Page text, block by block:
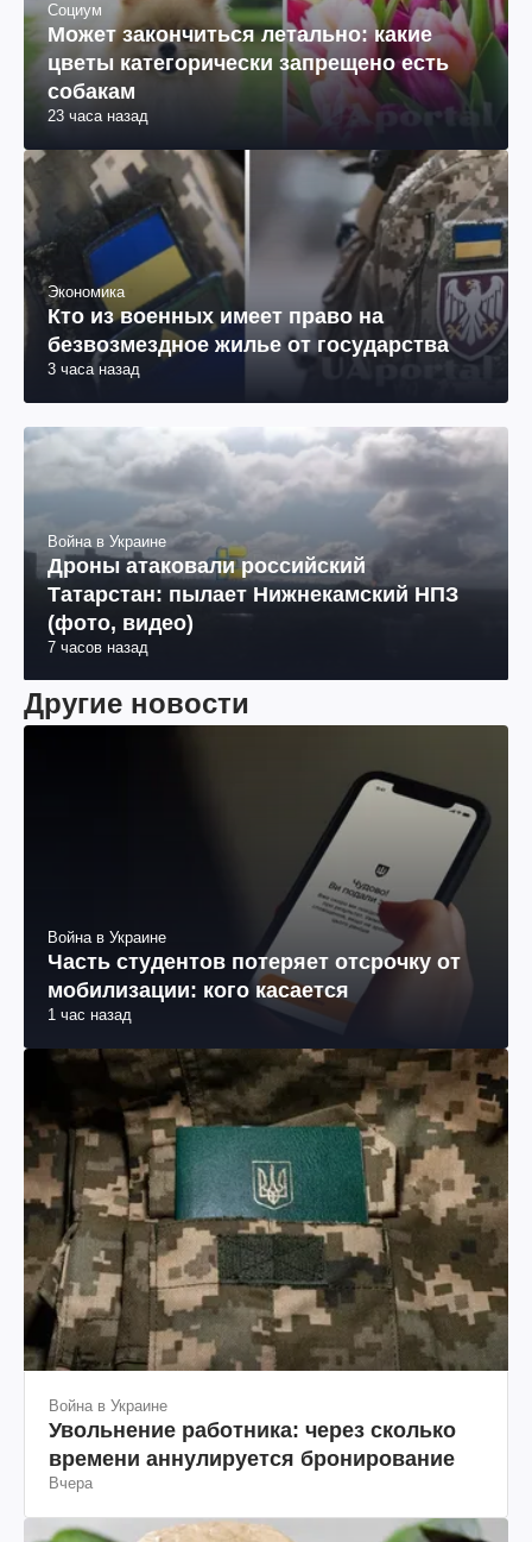
Социум
Может закончиться летально: какие
цветы категорически запрещено есть
собакам
23 часа назад
Экономика
Кто из военных имеет право на
безвозмездное жилье от государства
3 часа назад
Война в Украине
Дроны атаковали российский
Татарстан: пылает Нижнекамский НПЗ
(фото, видео)
7 часов назад
Другие новости
Война в Украине
Часть студентов потеряет отсрочку от
мобилизации: кого касается
1 час назад
Война в Украине
Увольнение работника: через сколько
времени аннулируется бронирование
Вчера